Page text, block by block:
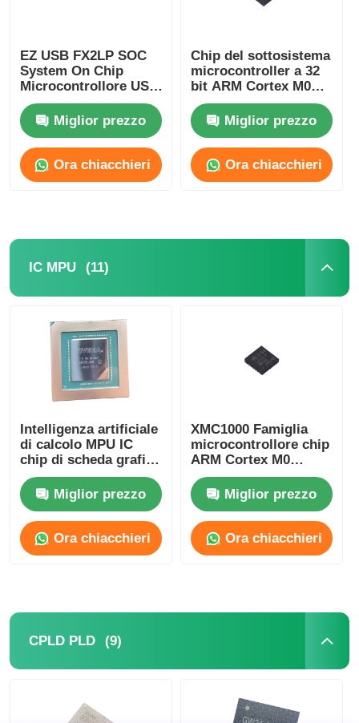
Connettore
Chip di gestione dell'energia
EZ USB FX2LP SOC
System On Chip
Microcontrollore USB
ad alta velocità
CY7C68013A-56LTXC
Miglior prezzo
Ora chiacchieri
Chip del sottosistema
microcontroller a 32
bit ARM Cortex M0
CY8C4125LQI-483
Miglior prezzo
Ora chiacchieri
IC MPU (11)
Intelligenza artificiale
di calcolo MPU IC
chip di scheda grafica
AD102-301-A1
Miglior prezzo
Ora chiacchieri
XMC1000 Famiglia
microcontrollore chip
ARM Cortex M0
Miglior prezzo
Ora chiacchieri
CPLD PLD (9)